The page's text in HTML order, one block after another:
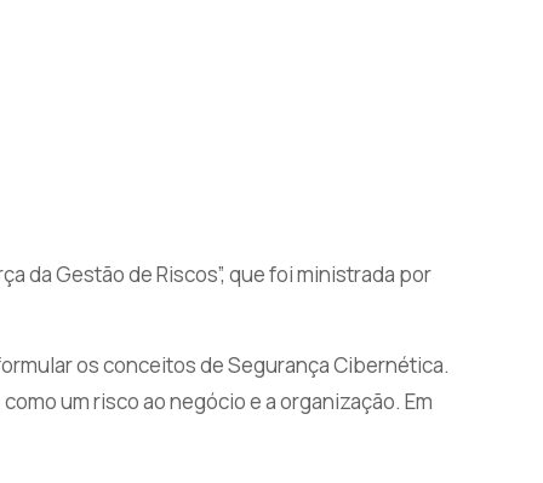
da Gestão de Riscos”, que foi ministrada por
os conceitos de Segurança Cibernética.
um risco ao negócio e a organização. Em